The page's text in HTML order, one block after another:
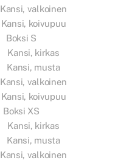
Kansi, valkoinen
Kansi, koivupuu
Boksi S
Kansi, kirkas
Kansi, musta
Kansi, valkoinen
Kansi, koivupuu
Boksi XS
Kansi, kirkas
Kansi, musta
Kansi, valkoinen